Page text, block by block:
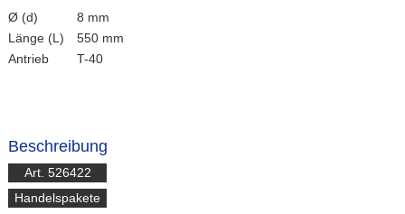
Ø (d)
Länge (L)
Antrieb
8 mm
550 mm
T-40
Beschreibung
Art. 526422
Handelspakete